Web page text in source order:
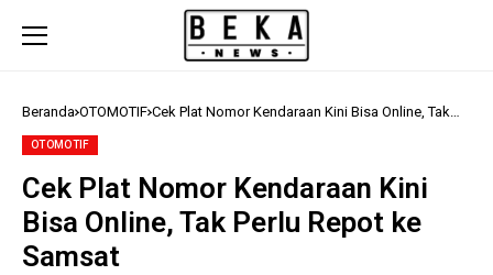
Beranda OTOMOTIF Cek Plat Nomor Kendaraan Kini Bisa Online, Tak
OTOMOTIF
Cek Plat Nomor Kendaraan Kini
Bisa Online, Tak Perlu Repot ke
Samsat